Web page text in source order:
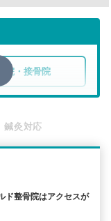
院・接骨院
鍼灸対応
ド整骨院はアクセスが